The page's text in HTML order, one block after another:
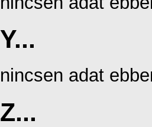
Y...
nincsen adat
Z...